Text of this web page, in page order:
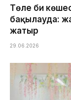
Төле би
бақылауда:
жатыр
29.06.2026